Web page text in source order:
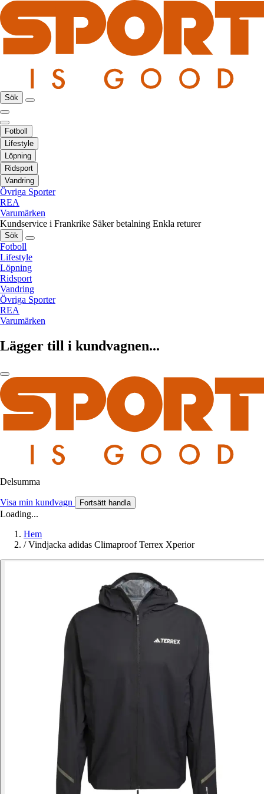
Sök
Fotboll
Lifestyle
Löpning
Ridsport
Vandring
Övriga Sporter
REA
Varumärken
Kundservice i Frankrike Säker betalning Enkla returer
Sök
Fotboll
Lifestyle
Löpning
Ridsport
Vandring
Övriga Sporter
REA
Varumärken
Lägger till i kundvagnen...
Delsumma
Visa min kundvagn Fortsätt handla
Loading...
Hem
/ Vindjacka adidas Climaproof Terrex Xperior